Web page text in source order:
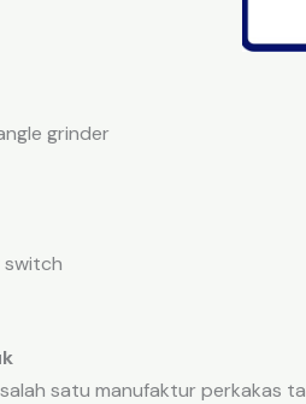
grinder
switch
satu manufaktur perkakas